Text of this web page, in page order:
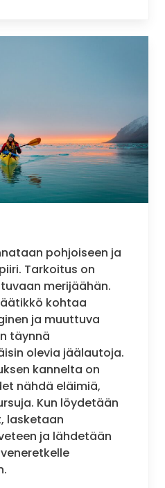
pohjoiseen ja
Tarkoitus on
merijäähän.
kohtaa
ja muuttuva
täynnä
olevia jäälautoja.
kannelta on
nähdä eläimiä,
Kun löydetään
lasketaan
ja lähdetään